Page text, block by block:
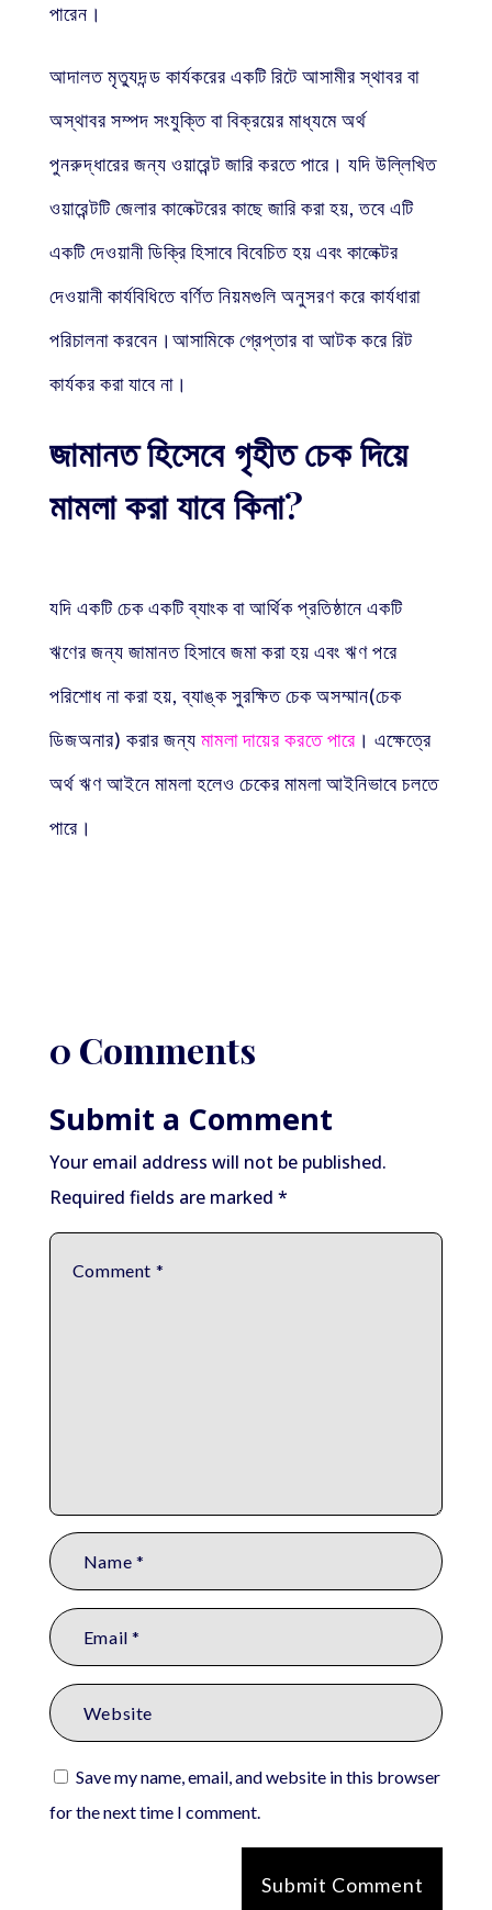
পারেন।
আদালত মৃত্যুদন্ড কার্যকরের একটি রিটে আসামীর স্থাবর বা
অস্থাবর সম্পদ সংযুক্তি বা বিক্রয়ের মাধ্যমে অর্থ
পুনরুদ্ধারের জন্য ওয়ারেন্ট জারি করতে পারে। যদি উল্লিখিত
ওয়ারেন্টটি জেলার কালেক্টরের কাছে জারি করা হয়, তবে এটি
একটি দেওয়ানী ডিক্রি হিসাবে বিবেচিত হয় এবং কালেক্টর
দেওয়ানী কার্যবিধিতে বর্ণিত নিয়মগুলি অনুসরণ করে কার্যধারা
পরিচালনা করবেন।আসামিকে গ্রেপ্তার বা আটক করে রিট
কার্যকর করা যাবে না।
জামানত হিসেবে গৃহীত চেক দিয়ে
মামলা করা যাবে কিনা?
যদি একটি চেক একটি ব্যাংক বা আর্থিক প্রতিষ্ঠানে একটি
ঋণের জন্য জামানত হিসাবে জমা করা হয় এবং ঋণ পরে
পরিশোধ না করা হয়, ব্যাঙ্ক সুরক্ষিত চেক অসম্মান(চেক
ডিজঅনার) করার জন্য মামলা দায়ের করতে পারে। এক্ষেত্রে
অর্থ ঋণ আইনে মামলা হলেও চেকের মামলা আইনিভাবে চলতে
পারে।
0 Comments
Submit a Comment
Your email address will not be published.
Required fields are marked *
Save my name, email, and website in this browser
for the next time I comment.
Submit Comment